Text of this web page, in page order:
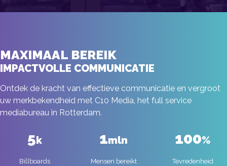
MAXIMAAL BEREIK
IMPACTVOLLE COMMUNICATIE
Ontdek de kracht van effectieve communicatie en vergroot
uw merkbekendheid met C10 Media, het full service
mediabureau in Rotterdam.
5k
Billboards
1mln
Mensen bereikt
100%
Tevredenheid